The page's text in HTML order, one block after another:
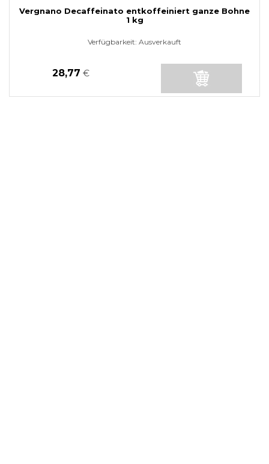
Vergnano Decaffeinato entkoffeiniert ganze Bohne
1 kg
Verfügbarkeit: Ausverkauft
28,77 €